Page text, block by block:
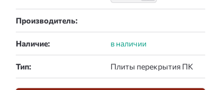
Производитель:
Наличие:
Тип: